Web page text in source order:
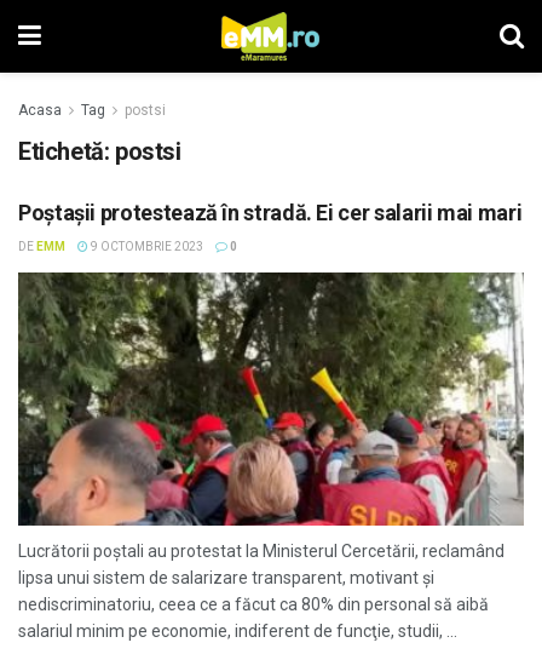
Acasa Tag postsi
Etichetă: postsi
Poştaşii protestează în stradă. Ei cer salarii mai mari
DE EMM 9 OCTOMBRIE 2023 0
Lucrătorii poştali au protestat la Ministerul Cercetării, reclamând
lipsa unui sistem de salarizare transparent, motivant şi
nediscriminatoriu, ceea ce a făcut ca 80% din personal să aibă
salariul minim pe economie, indiferent de funcţie, studii, ...